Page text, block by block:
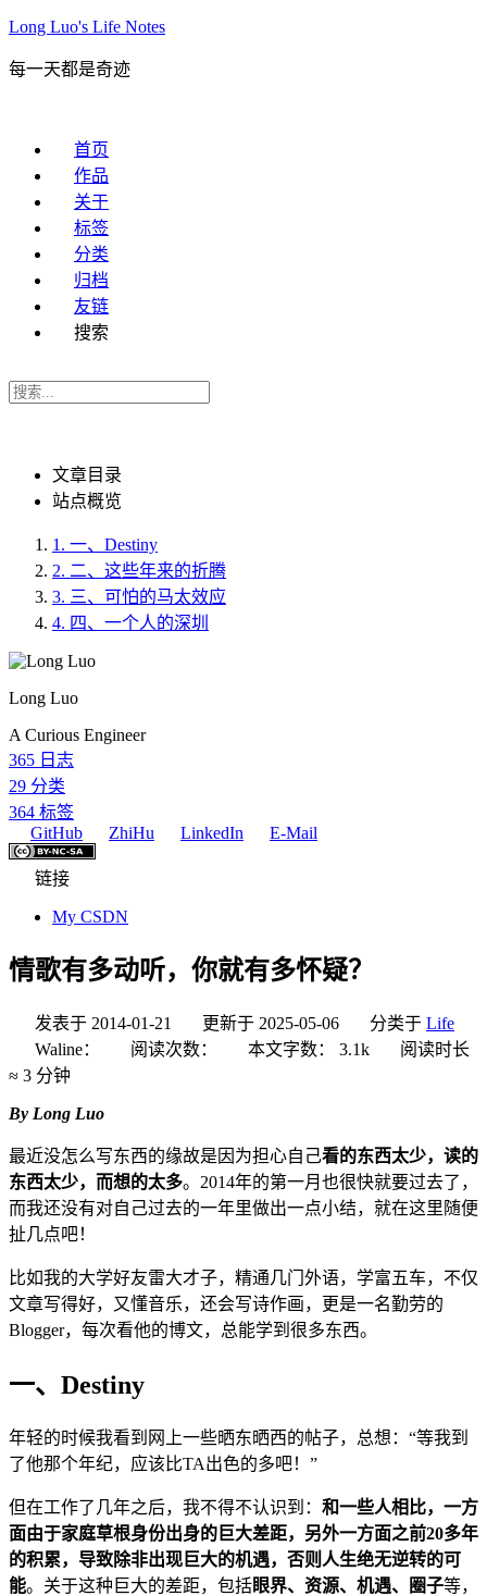
Long Luo's Life Notes
每一天都是奇迹
首页
作品
关于
标签
分类
归档
友链
搜索
文章目录
站点概览
1. 一、Destiny
2. 二、这些年来的折腾
3. 三、可怕的马太效应
4. 四、一个人的深圳
Long Luo
A Curious Engineer
365 日志
29 分类
364 标签
GitHub
ZhiHu LinkedIn E-Mail
链接
My CSDN
情歌有多动听，你就有多怀疑？
发表于 2014-01-21 更新于 2025-05-06 分类于 Life
Waline：
阅读次数： 本文字数： 3.1k
阅读时长
≈ 3 分钟
By Long Luo
最近没怎么写东西的缘故是因为担心自己看的东西太少，读的
东西太少，而想的太多。2014年的第一月也很快就要过去了，
而我还没有对自己过去的一年里做出一点小结，就在这里随便
扯几点吧！
比如我的大学好友雷大才子，精通几门外语，学富五车，不仅
文章写得好，又懂音乐，还会写诗作画，更是一名勤劳的
Blogger，每次看他的博文，总能学到很多东西。
一、Destiny
年轻的时候我看到网上一些晒东晒西的帖子，总想：“等我到
了他那个年纪，应该比TA出色的多吧！”
但在工作了几年之后，我不得不认识到： 和一些人相比，一方
面由于家庭草根身份出身的巨大差距，另外一方面之前20多年
的积累，导致除非出现巨大的机遇，否则人生绝无逆转的可
能。关于这种巨大的差距，包括眼界、资源、机遇、圈子等，